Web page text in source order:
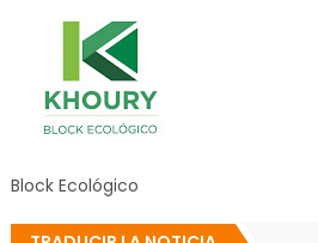
Block Ecológico